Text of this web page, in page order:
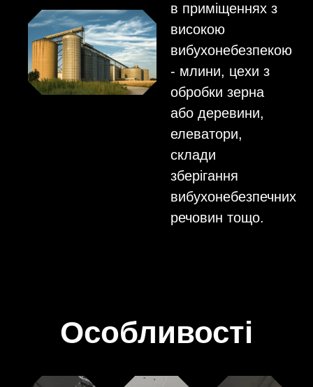
в приміщеннях з
високою
вибухонебезпекою
- млини, цехи з
обробки зерна
або деревини,
елеватори,
склади
зберігання
вибухонебезпечних
речовин тощо.
Особливості